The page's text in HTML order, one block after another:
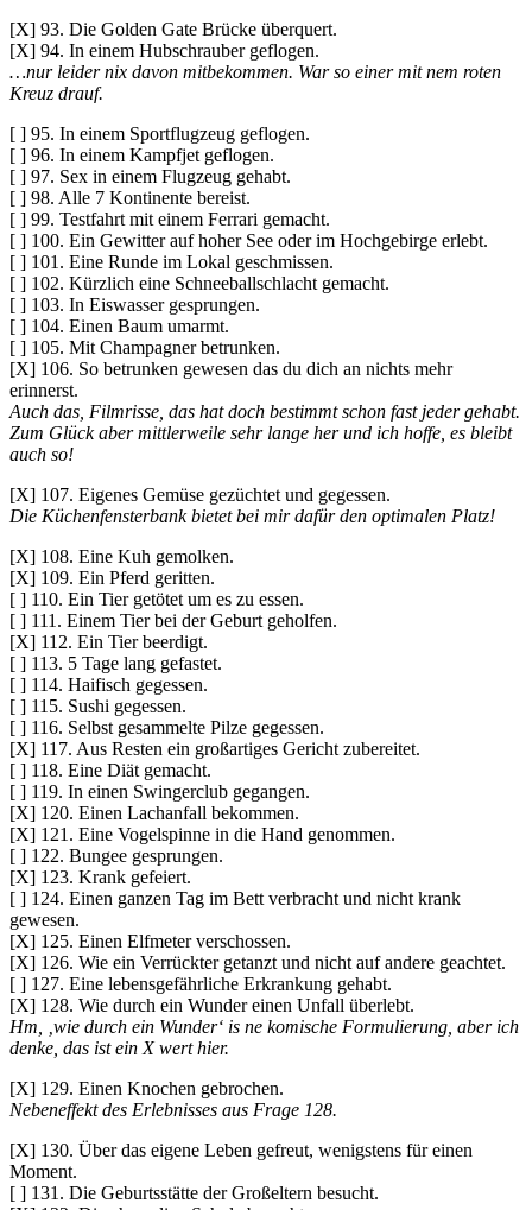
[X] 93. Die Golden Gate Brücke überquert.
[X] 94. In einem Hubschrauber geflogen.
…nur leider nix davon mitbekommen. War so einer mit nem roten
Kreuz drauf.
[ ] 95. In einem Sportflugzeug geflogen.
[ ] 96. In einem Kampfjet geflogen.
[ ] 97. Sex in einem Flugzeug gehabt.
[ ] 98. Alle 7 Kontinente bereist.
[ ] 99. Testfahrt mit einem Ferrari gemacht.
[ ] 100. Ein Gewitter auf hoher See oder im Hochgebirge erlebt.
[ ] 101. Eine Runde im Lokal geschmissen.
[ ] 102. Kürzlich eine Schneeballschlacht gemacht.
[ ] 103. In Eiswasser gesprungen.
[ ] 104. Einen Baum umarmt.
[ ] 105. Mit Champagner betrunken.
[X] 106. So betrunken gewesen das du dich an nichts mehr
erinnerst.
Auch das, Filmrisse, das hat doch bestimmt schon fast jeder gehabt.
Zum Glück aber mittlerweile sehr lange her und ich hoffe, es bleibt
auch so!
[X] 107. Eigenes Gemüse gezüchtet und gegessen.
Die Küchenfensterbank bietet bei mir dafür den optimalen Platz!
[X] 108. Eine Kuh gemolken.
[X] 109. Ein Pferd geritten.
[ ] 110. Ein Tier getötet um es zu essen.
[ ] 111. Einem Tier bei der Geburt geholfen.
[X] 112. Ein Tier beerdigt.
[ ] 113. 5 Tage lang gefastet.
[ ] 114. Haifisch gegessen.
[ ] 115. Sushi gegessen.
[ ] 116. Selbst gesammelte Pilze gegessen.
[X] 117. Aus Resten ein großartiges Gericht zubereitet.
[ ] 118. Eine Diät gemacht.
[ ] 119. In einen Swingerclub gegangen.
[X] 120. Einen Lachanfall bekommen.
[X] 121. Eine Vogelspinne in die Hand genommen.
[ ] 122. Bungee gesprungen.
[X] 123. Krank gefeiert.
[ ] 124. Einen ganzen Tag im Bett verbracht und nicht krank
gewesen.
[X] 125. Einen Elfmeter verschossen.
[X] 126. Wie ein Verrückter getanzt und nicht auf andere geachtet.
[ ] 127. Eine lebensgefährliche Erkrankung gehabt.
[X] 128. Wie durch ein Wunder einen Unfall überlebt.
Hm, ‚wie durch ein Wunder‘ is ne komische Formulierung, aber ich
denke, das ist ein X wert hier.
[X] 129. Einen Knochen gebrochen.
Nebeneffekt des Erlebnisses aus Frage 128.
[X] 130. Über das eigene Leben gefreut, wenigstens für einen
Moment.
[ ] 131. Die Geburtsstätte der Großeltern besucht.